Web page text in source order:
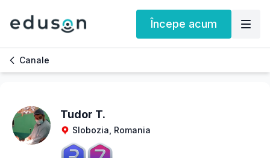
Începe acum
Canale
Tudor T.
Slobozia, Romania